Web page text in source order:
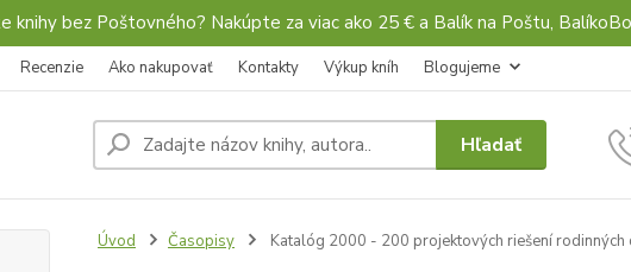
knihy bez Poštovného? Nakúpte za viac ako 25 € a Balík na Poštu,
Recenzie Ako nakupovať Kontakty Výkup kníh Blogujeme
Hľadať
Úvod Časopisy Katalóg 2000 - 200 projektových riešení